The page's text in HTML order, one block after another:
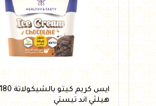
جنيه 42.00
أضف للسلة
هيلثي اند تيستي